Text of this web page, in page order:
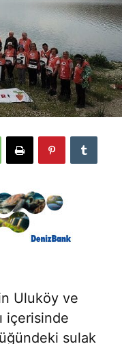
Uluköy ve
içerisinde
sulak